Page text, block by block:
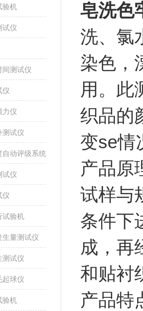
验机
试仪
间测试仪
仪
力仪
测试仪
动评级系统
试仪
仪
试验机
生量测试仪
测试仪
起球仪
验机
皂洗色
洗、氯
染色，
用。此
织品的
变se情
产品原
试样与
条件下
成，再
和贴衬
产品特